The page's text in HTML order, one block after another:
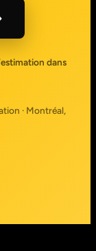
dans
· Montréal,